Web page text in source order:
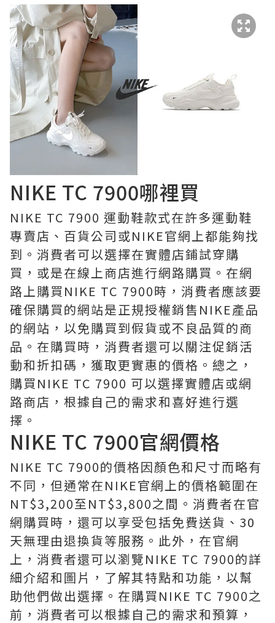
NIKE TC 7900哪裡買
NIKE TC 7900 運動鞋款式在許多運動鞋
專賣店、百貨公司或NIKE官網上都能夠找
到。消費者可以選擇在實體店鋪試穿購
買，或是在線上商店進行網路購買。在網
路上購買NIKE TC 7900時，消費者應該要
確保購買的網站是正規授權銷售NIKE產品
的網站，以免購買到假貨或不良品質的商
品。在購買時，消費者還可以關注促銷活
動和折扣碼，獲取更實惠的價格。總之，
購買NIKE TC 7900 可以選擇實體店或網
路商店，根據自己的需求和喜好進行選
擇。
NIKE TC 7900官網價格
NIKE TC 7900的價格因顏色和尺寸而略有
不同，但通常在NIKE官網上的價格範圍在
NT$3,200至NT$3,800之間。消費者在官
網購買時，還可以享受包括免費送貨、30
天無理由退換貨等服務。此外，在官網
上，消費者還可以瀏覽NIKE TC 7900的詳
細介紹和圖片，了解其特點和功能，以幫
助他們做出選擇。在購買NIKE TC 7900之
前，消費者可以根據自己的需求和預算，